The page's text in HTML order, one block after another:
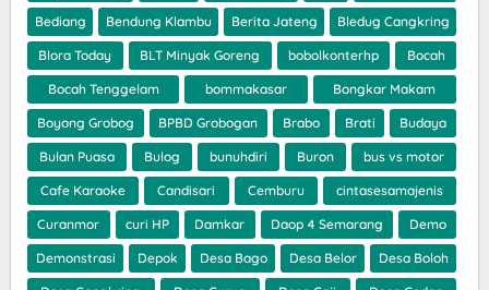
Bediang Bendung Klambu Berita Jateng Bledug Cangkring
Blora Today BLT Minyak Goreng bobolkonterhp Bocah
Bocah Tenggelam bommakasar Bongkar Makam
Boyong Grobog BPBD Grobogan Brabo Brati Budaya
Bulan Puasa Bulog bunuhdiri Buron bus vs motor
Cafe Karaoke Candisari Cemburu cintasesamajenis
Curanmor curi HP Damkar Daop 4 Semarang Demo
Demonstrasi Depok Desa Bago Desa Belor Desa Boloh